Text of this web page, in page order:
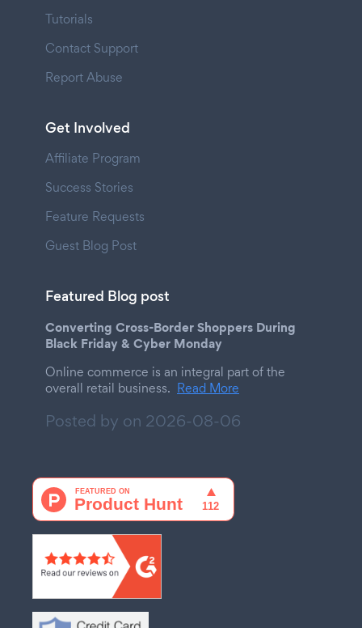
Tutorials
Contact Support
Report Abuse
Get Involved
Affiliate Program
Success Stories
Feature Requests
Guest Blog Post
Featured Blog post
Converting Cross-Border Shoppers During
Black Friday & Cyber Monday
Online commerce is an integral part of the
overall retail business. Read More
Posted by on 2026-08-06